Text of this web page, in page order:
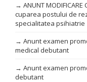
→ ANUNT
cuparea postului de
specialitatea psihiatrie
→ Anunt examen
medical debutant
→ Anunt examen
debutant